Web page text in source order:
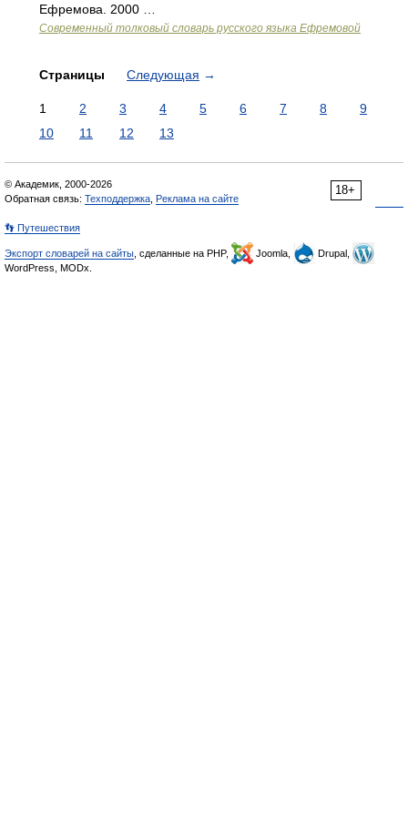
Ефремова. 2000 …
Современный толковый словарь русского языка Ефремовой
Страницы Следующая →
1 2 3 4 5 6 7 8
9
10
11 12 13
18+
© Академик, 2000-2026
Обратная связь: Техподдержка Реклама на сайте
👣 Путешествия
Экспорт словарей на сайты , сделанные на PHP, Joomla,
Drupal,
WordPress, MODx.